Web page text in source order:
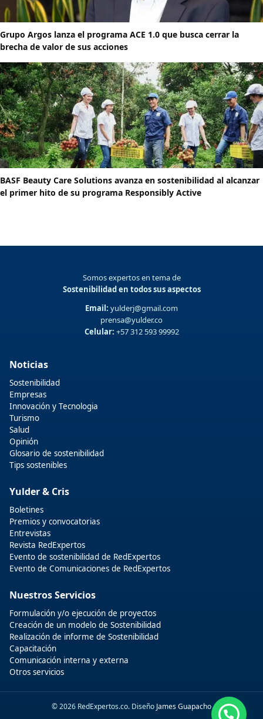
Grupo Argos lanza el programa ACE 1.0 que busca cerrar la
brecha de valor de sus acciones
BASF Beauty Care Solutions avanza en sostenibilidad al alcanzar
el primer hito de su programa Responsibly Active
Somos expertos en tema de
Sostenibilidad en todos sus aspectos
Email: yulderj@gmail.com
prensa@yulder.co
Celular: +57 312 593 99992
Noticias
Sostenibilidad
Empresas
Innovación y Tecnologia
Turismo
Salud
Opinión
Glosario de sostenibilidad
Tips sostenibles
Yulder & Cris
Boletines
Premios y convocatorias
Entrevistas
Revista RedExpertos
Evento de sostenibilidad de RedExpertos
Evento de Comunicaciones de RedExpertos
Nuestros Servicios
Formulación y/o ejecución de proyectos
Creación de un modelo de Sostenibilidad
Realización de informe de Sostenibilidad
Capacitación
Comunicación interna y externa
Otros servicios
© 2026 RedExpertos.co. Diseño James Guapacho